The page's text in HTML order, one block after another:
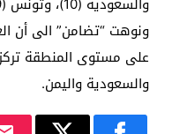
ونوهت “تضامن” الى أن
على مستوى المنطقة
والسعودية واليمن.